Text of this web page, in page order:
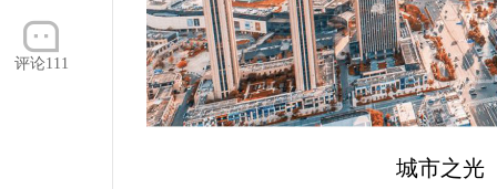
评论111
城市之